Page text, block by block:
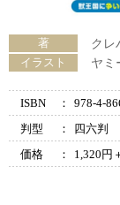
著
クレ
イラスト
ヤミ
ISBN ：
978-4-
判型
：
四六判
価格
： 1,320円